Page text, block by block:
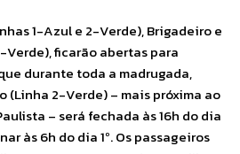
1-Azul e 2-Verde), Brigadeiro e
ficarão abertas para
durante toda a madrugada,
(Linha 2-Verde) – mais próxima ao
– será fechada às 16h do dia
às 6h do dia 1º. Os passageiros